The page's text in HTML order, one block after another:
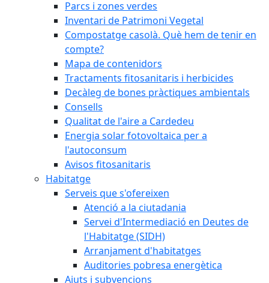
Parcs i zones verdes
Inventari de Patrimoni Vegetal
Compostatge casolà. Què hem de tenir en
compte?
Mapa de contenidors
Tractaments fitosanitaris i herbicides
Decàleg de bones pràctiques ambientals
Consells
Qualitat de l'aire a Cardedeu
Energia solar fotovoltaica per a
l'autoconsum
Avisos fitosanitaris
Habitatge
Serveis que s'ofereixen
Atenció a la ciutadania
Servei d'Intermediació en Deutes de
l'Habitatge (SIDH)
Arranjament d'habitatges
Auditories pobresa energètica
Ajuts i subvencions